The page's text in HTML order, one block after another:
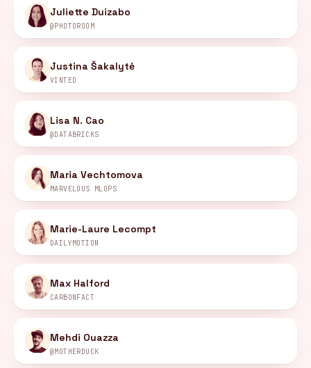
Juliette Duizabo
@PHOTOROOM
Justina Šakalytė
VINTED
Lisa N. Cao
@DATABRICKS
Maria Vechtomova
MARVELOUS MLOPS
Marie-Laure Lecompt
DAILYMOTION
Max Halford
CARBONFACT
Mehdi Ouazza
@MOTHERDUCK